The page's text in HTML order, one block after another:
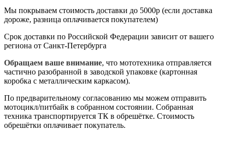
Мы покрываем стоимость доставки до 5000р (если доставка
дороже, разница оплачивается покупателем)
Срок доставки по Российской Федерации зависит от вашего
региона от Санкт-Петербурга
Обращаем ваше внимание, что мототехника отправляется
частично разобранной в заводской упаковке (картонная
коробка с металлическим каркасом).
По предварительному согласованию мы можем отправить
мотоцикл/питбайк в собранном состоянии. Собранная
техника транспортируется ТК в обрешётке. Стоимость
обрешётки оплачивает покупатель.